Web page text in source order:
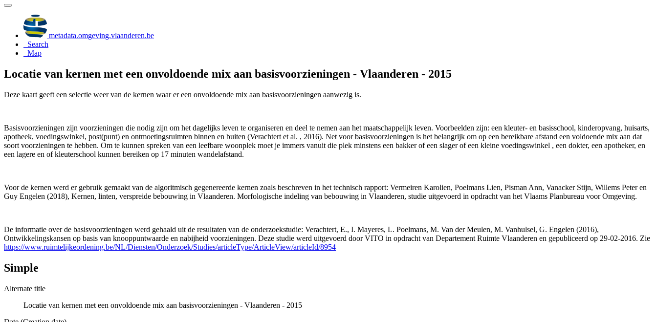
metadata.omgeving.vlaanderen.be
Search
Map
Locatie van kernen met een onvoldoende mix aan basisvoorzieningen - Vlaanderen - 2015
Deze kaart geeft een selectie weer van de kernen waar er een onvoldoende mix aan basisvoorzieningen aanwezig is.
Basisvoorzieningen zijn voorzieningen die nodig zijn om het dagelijks leven te organiseren en deel te nemen aan het maatschappelijk leven. Voorbeelden zijn: een kleuter- en basisschool, kinderopvang, huisarts,
apotheek, voedingswinkel, post(punt) en ontmoetingsruimten binnen en buiten (Verachtert et al. , 2016). Net voor basisvoorzieningen is het belangrijk om op een bereikbare afstand een voldoende mix aan dat
soort voorzieningen te hebben. Om te kunnen spreken van een leefbare woonplek moet je immers vanuit die plek minstens een bakker of een slager of een kleine voedingswinkel , een dokter, een apotheker, en
een lagere en of kleuterschool kunnen bereiken op 17 minuten wandelafstand.
Voor de kernen werd er gebruik gemaakt van de algoritmisch gegenereerde kernen zoals beschreven in het technisch rapport: Vermeiren Karolien, Poelmans Lien, Pisman Ann, Vanacker Stijn, Willems Peter en
Guy Engelen (2018), Kernen, linten, verspreide bebouwing in Vlaanderen. Morfologische indeling van bebouwing in Vlaanderen, studie uitgevoerd in opdracht van het Vlaams Planbureau voor Omgeving.
De informatie over de basisvoorzieningen werd gehaald uit de resultaten van de onderzoekstudie: Verachtert, E., I. Mayeres, L. Poelmans, M. Van der Meulen, M. Vanhulsel, G. Engelen (2016),
Ontwikkelingskansen op basis van knooppuntwaarde en nabijheid voorzieningen. Deze studie werd uitgevoerd door VITO in opdracht van Departement Ruimte Vlaanderen en gepubliceerd op 29-02-2016. Zie
https://www.ruimtelijkeordening.be/NL/Diensten/Onderzoek/Studies/articleType/ArticleView/articleId/8954
Simple
Alternate title
Locatie van kernen met een onvoldoende mix aan basisvoorzieningen - Vlaanderen - 2015